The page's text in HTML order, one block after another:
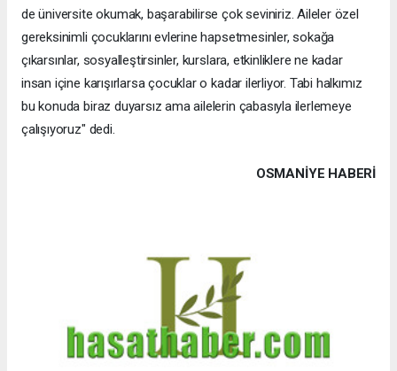
de üniversite okumak, başarabilirse çok seviniriz. Aileler özel
gereksinimli çocuklarını evlerine hapsetmesinler, sokağa
çıkarsınlar, sosyalleştirsinler, kurslara, etkinliklere ne kadar
insan içine karışırlarsa çocuklar o kadar ilerliyor. Tabi halkımız
bu konuda biraz duyarsız ama ailelerin çabasıyla ilerlemeye
çalışıyoruz" dedi.
OSMANIYE HABERİ